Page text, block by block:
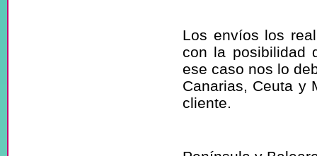
Los envíos los
con la posibilidad
ese caso nos lo
Canarias, Ceuta y
cliente.